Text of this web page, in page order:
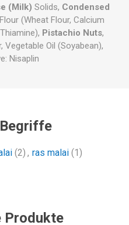
(Milk) Solids, Condensed
(Wheat Flour, Calcium
Pistachio Nuts,
Oil (Soyabean),
Nisaplin
(2) , ras malai (1)
Produkte